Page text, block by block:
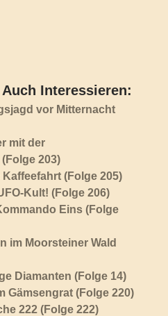
Interessieren:
vor Mitternacht
mit der
203)
(Folge 205)
Kult! (Folge 206)
Eins (Folge
im Moorsteiner Wald
Diamanten (Folge 14)
Gämsengrat (Folge 220)
222 (Folge 222)